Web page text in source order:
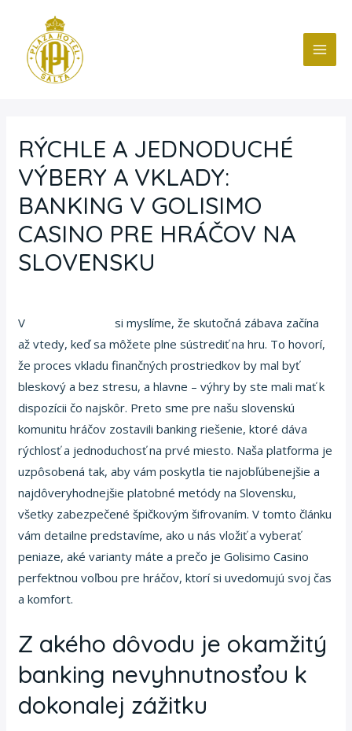
contenido
RÝCHLE A JEDNODUCHÉ
VÝBERY A VKLADY:
BANKING V GOLISIMO
CASINO PRE HRÁČOV NA
SLOVENSKU
V
si myslíme, že skutočná zábava začína
až vtedy, keď sa môžete plne sústrediť na hru. To hovorí,
že proces vkladu finančných prostriedkov by mal byť
bleskový a bez stresu, a hlavne – výhry by ste mali mať k
dispozícii čo najskôr. Preto sme pre našu slovenskú
komunitu hráčov zostavili banking riešenie, ktoré dáva
rýchlosť a jednoduchosť na prvé miesto. Naša platforma je
uzpôsobená tak, aby vám poskytla tie najobľúbenejšie a
najdôveryhodnejšie platobné metódy na Slovensku,
všetky zabezpečené špičkovým šifrovaním. V tomto článku
vám detailne predstavíme, ako u nás vložiť a vyberať
peniaze, aké varianty máte a prečo je Golisimo Casino
perfektnou voľbou pre hráčov, ktorí si uvedomujú svoj čas
a komfort.
Z akého dôvodu je okamžitý
banking nevyhnutnosťou k
dokonalej zážitku
entradas